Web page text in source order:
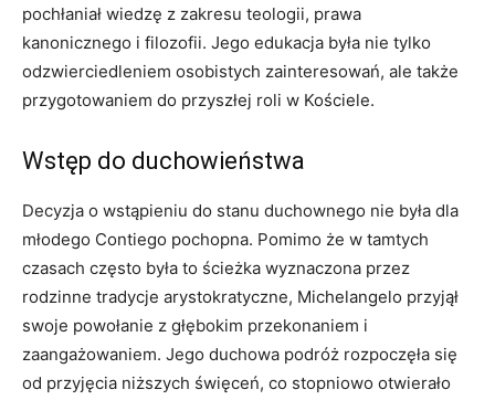
pochłaniał wiedzę z zakresu teologii, prawa
kanonicznego i filozofii. Jego edukacja była nie tylko
odzwierciedleniem osobistych zainteresowań, ale także
przygotowaniem do przyszłej roli w Kościele.
Wstęp do duchowieństwa
Decyzja o wstąpieniu do stanu duchownego nie była dla
młodego Contiego pochopna. Pomimo że w tamtych
czasach często była to ścieżka wyznaczona przez
rodzinne tradycje arystokratyczne, Michelangelo przyjął
swoje powołanie z głębokim przekonaniem i
zaangażowaniem. Jego duchowa podróż rozpoczęła się
od przyjęcia niższych święceń, co stopniowo otwierało